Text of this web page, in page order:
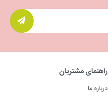
راهنمای مشتریان
درباره ما